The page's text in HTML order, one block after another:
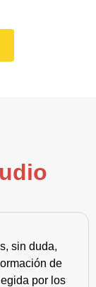
sin duda,
de
por los